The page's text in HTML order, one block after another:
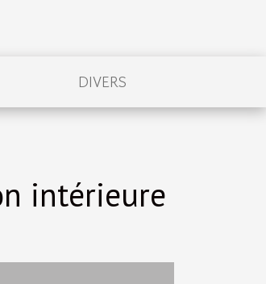
DIVERS
intérieure